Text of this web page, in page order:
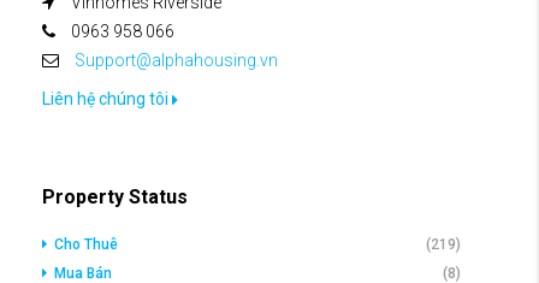
0963 958 066
Support@alphahousing.vn
Liên hệ chúng tôi
Property Status
Cho Thuê
(219)
Mua Bán
(8)